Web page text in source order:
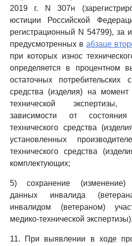
2019 г. N 307н
юстиции Российской
регистрационный N 54799), за
предусмотренных в абзаце
при которых износ
определяется в процентном
остаточных потребительских
средства (изделия) на
технической
зависимости от состояния
технического средства
установленных
технического средства
комплектующих;
5) сохранение (изменение)
данных инвалида
инвалидом (ветераном)
медико-технической экспертизы).
11. При выявлении в ходе